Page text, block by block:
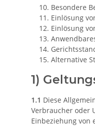
Besondere
Einlösung
Einlösung
Alternative
1)
1.1 Diese
Verbraucher oder
Einbeziehung von